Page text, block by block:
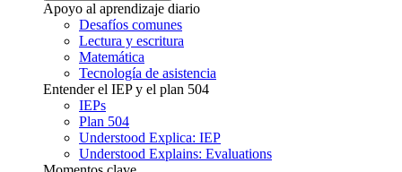
Apoyo al aprendizaje diario
Desafíos comunes
Lectura y escritura
Matemática
Tecnología de asistencia
Entender el IEP y el plan 504
IEPs
Plan 504
Understood Explica: IEP
Understood Explains: Evaluations